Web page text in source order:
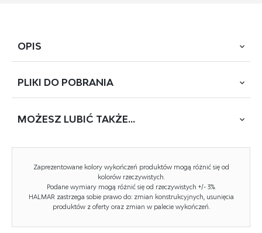
OPIS
wymiary: 63/62/82/48 cm, funkcja obracania, materiał:
Styl wykonania: nowoczesny
Tapicerka kolor: beżowy
PLIKI DO POBRANIA
K-581 (DC-24136)
Zaprezentowane kolory wykończeń produktów mogą różnić się od
kolorów rzeczywistych.
Podane wymiary mogą różnić się od rzeczywistych +/- 3%.
HALMAR zastrzega sobie prawo do: zmian konstrukcyjnych, usunięcia
produktów z oferty oraz zmian w palecie wykończeń.
MOŻESZ LUBIĆ TAKŻE...